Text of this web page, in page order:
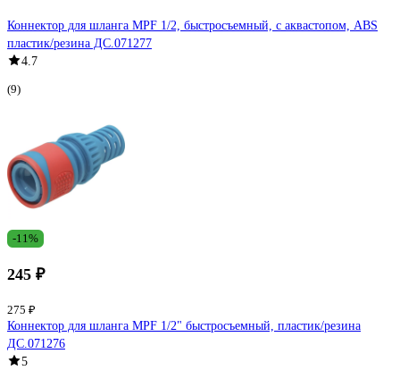
Коннектор для шланга MPF 1/2, быстросъемный, с аквастопом, ABS
пластик/резина ДС.071277
4.7
(9)
-11%
245 ₽
275 ₽
Коннектор для шланга MPF 1/2" быстросъемный, пластик/резина
ДС.071276
5